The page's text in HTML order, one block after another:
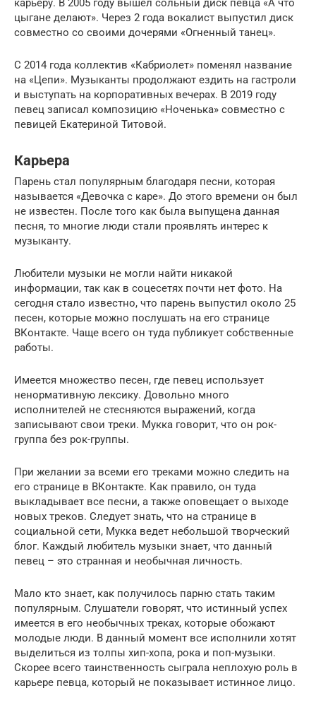
карьеру. В 2005 году вышел сольный диск певца «А что
цыгане делают». Через 2 года вокалист выпустил диск
совместно со своими дочерями «Огненный танец».
С 2014 года коллектив «Кабриолет» поменял название
на «Цепи». Музыканты продолжают ездить на гастроли
и выступать на корпоративных вечерах. В 2019 году
певец записал композицию «Ноченька» совместно с
певицей Екатериной Титовой.
Карьера
Парень стал популярным благодаря песни, которая
называется «Девочка с каре». До этого времени он был
не известен. После того как была выпущена данная
песня, то многие люди стали проявлять интерес к
музыканту.
Любители музыки не могли найти никакой
информации, так как в соцесетях почти нет фото. На
сегодня стало известно, что парень выпустил около 25
песен, которые можно послушать на его странице
ВКонтакте. Чаще всего он туда публикует собственные
работы.
Имеется множество песен, где певец использует
ненормативную лексику. Довольно много
исполнителей не стесняются выражений, когда
записывают свои треки. Мукка говорит, что он рок-
группа без рок-группы.
При желании за всеми его треками можно следить на
его странице в ВКонтакте. Как правило, он туда
выкладывает все песни, а также оповещает о выходе
новых треков. Следует знать, что на странице в
социальной сети, Мукка ведет небольшой творческий
блог. Каждый любитель музыки знает, что данный
певец – это странная и необычная личность.
Мало кто знает, как получилось парню стать таким
популярным. Слушатели говорят, что истинный успех
имеется в его необычных треках, которые обожают
молодые люди. В данный момент все исполнили хотят
выделиться из толпы хип-хопа, рока и поп-музыки.
Скорее всего таинственность сыграла неплохую роль в
карьере певца, который не показывает истинное лицо.